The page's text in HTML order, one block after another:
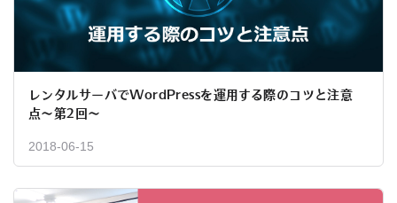
レンタルサーバでWordPressを運用する際のコツと注意
点〜第2回〜
2018-06-15